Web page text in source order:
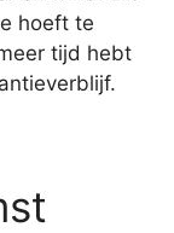
hoeft te
tijd hebt